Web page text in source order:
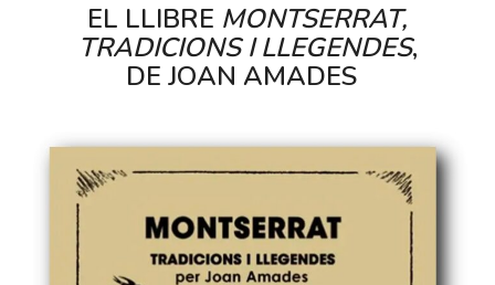
EL LLIBRE MONTSERRAT,
TRADICIONS I LLEGENDES,
DE JOAN AMADES